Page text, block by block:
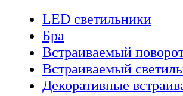
LED светильники
Бра
Встраиваемый
Встраиваемый
Декоративные